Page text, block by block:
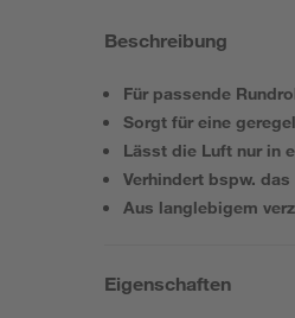
Beschreibung
Für passende
Sorgt für eine
Lässt die Luft nur in
Verhindert bspw. das
Aus langlebigem
Eigenschaften